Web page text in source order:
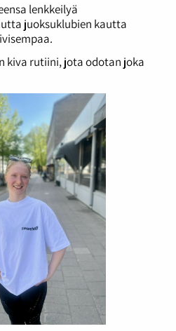
lenkkeilyä
juoksuklubien kautta
kiva rutiini, jota odotan joka